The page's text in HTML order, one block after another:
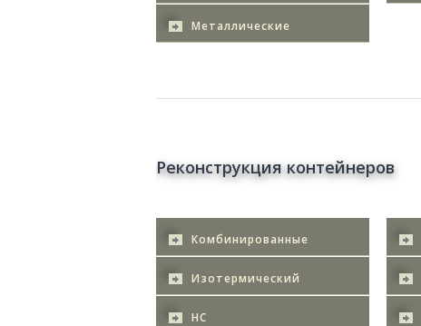
Металлические
Реконструкция контейнеров
Комбинированные
Изотермический
HC